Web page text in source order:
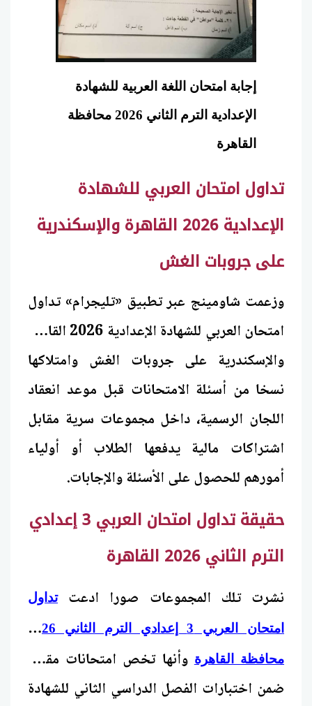
إجابة امتحان اللغة العربية للشهادة
الإعدادية الترم الثاني 2026 محافظة
القاهرة
تداول امتحان العربي للشهادة
الإعدادية 2026 القاهرة والإسكندرية
على جروبات الغش
وزعمت شاومينج عبر تطبيق «تليجرام» تداول
امتحان العربي للشهادة الإعدادية 2026 القاهرة
والإسكندرية على جروبات الغش وامتلاكها
نسخا من أسئلة الامتحانات قبل موعد انعقاد
اللجان الرسمية، داخل مجموعات سرية مقابل
اشتراكات مالية يدفعها الطلاب أو أولياء
أمورهم للحصول على الأسئلة والإجابات.
حقيقة تداول امتحان العربي 3 إعدادي
الترم الثاني 2026 القاهرة
نشرت تلك المجموعات صورا ادعتتداول
امتحان العربي 3 إعدادي الترم الثاني 2026
محافظة القاهرةوأنها تخص امتحانات مقررة
ضمن اختبارات الفصل الدراسي الثاني للشهادة